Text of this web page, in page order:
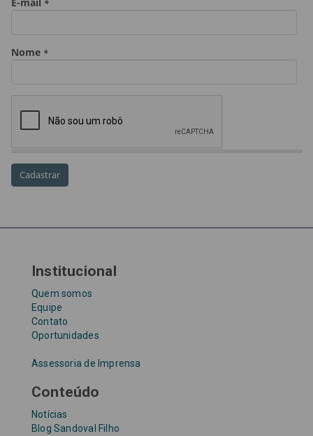
precatórios precatórios prioritários
Taxa Referencial
Institucional
Quem somos
Equipe
Contato
Oportunidades
Assessoria de Imprensa
Conteúdo
Notícias
Blog Sandoval Filho